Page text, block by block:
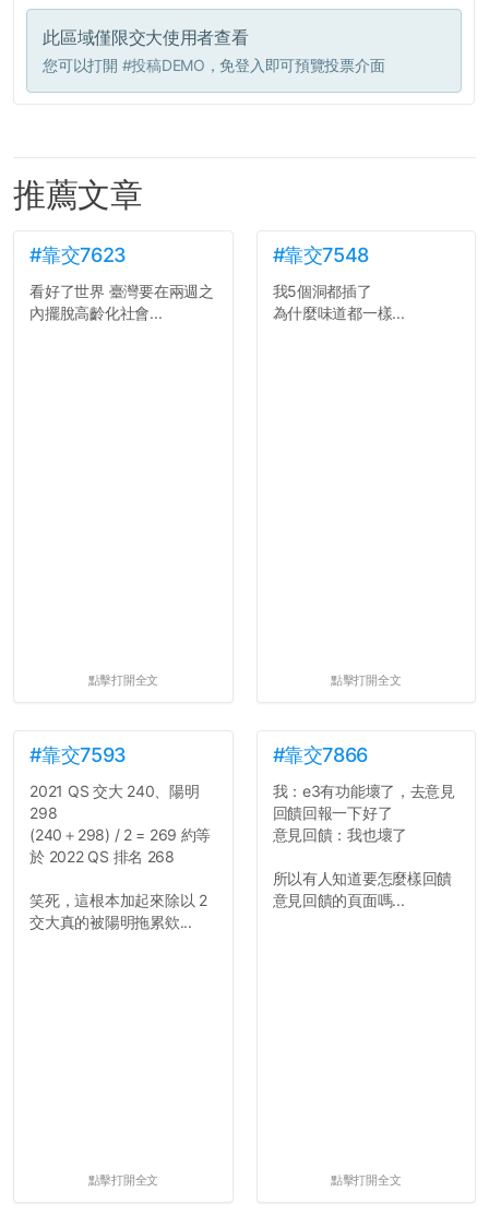
此區域僅限交大使用者查看
您可以打開 #投稿DEMO ，免登入即可預覽投票介面
推薦文章
#靠交7623
看好了世界 臺灣要在兩週之
內擺脫高齡化社會...
點擊打開全文
#靠交7548
我5個洞都插了
為什麼味道都一樣...
點擊打開全文
#靠交7593
2021 QS 交大 240、陽明
298
(240＋298) / 2 = 269 約等
於 2022 QS 排名 268
笑死，這根本加起來除以 2
交大真的被陽明拖累欸...
點擊打開全文
#靠交7866
我：e3有功能壞了，去意見
回饋回報一下好了
意見回饋：我也壞了
所以有人知道要怎麼樣回饋
意見回饋的頁面嗎...
點擊打開全文